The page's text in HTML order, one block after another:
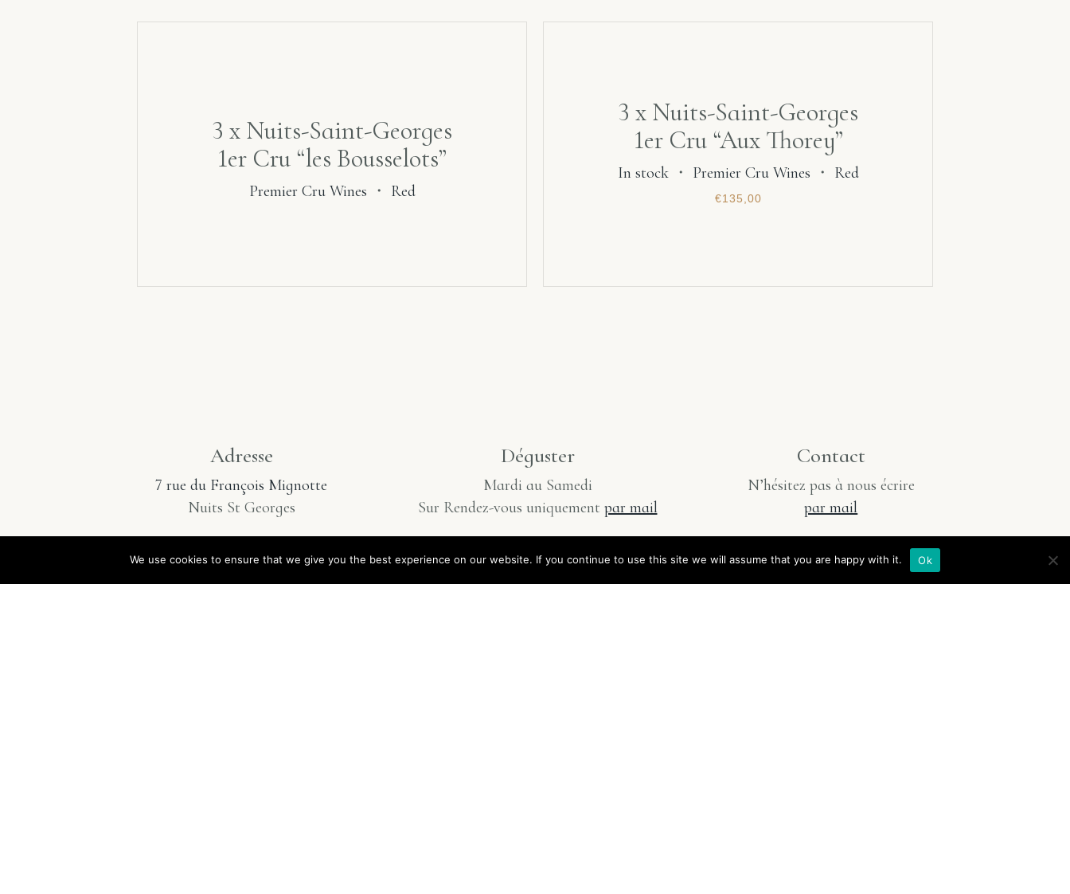
3 x Nuits-Saint-Georges
1er Cru “les Bousselots”
Premier Cru Wines ・ Red
3 x Nuits-Saint-Georges
1er Cru “Aux Thorey”
In stock・ Premier Cru Wines ・ Red
€135,00
Adresse
7 rue du François Mignotte
Nuits St Georges
Déguster
Mardi au Samedi
Sur Rendez-vous uniquement par mail
Contact
N’hésitez pas à nous écrire
par mail
We use cookies to ensure that we give you the best experience on our website. If you continue to use this site we will assume that you are happy with it. Ok